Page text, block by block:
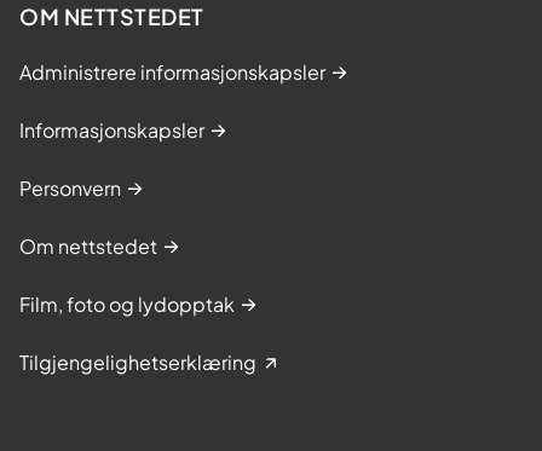
Oslo universitetssykehus, UiO, UiT og
professor Tom Eirik Mollnes.
Referanser eller in​ntil tre viktige
Nielsen EW. Underestimation of gas
surgery? How to recognise
OM NETTSTEDET
Administrere informasjonskapsler
Informasjonskapsler
Personvern
Om nettstedet
Film, foto og lydopptak
Tilgjengelighetserklæring